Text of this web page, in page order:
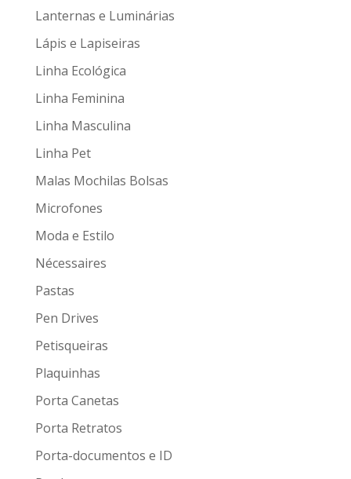
Lanternas e Luminárias
Lápis e Lapiseiras
Linha Ecológica
Linha Feminina
Linha Masculina
Linha Pet
Malas Mochilas Bolsas
Microfones
Moda e Estilo
Nécessaires
Pastas
Pen Drives
Petisqueiras
Plaquinhas
Porta Canetas
Porta Retratos
Porta-documentos e ID